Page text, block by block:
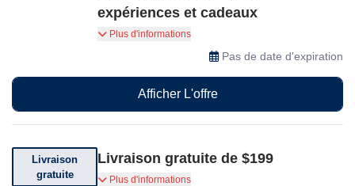
expériences et cadeaux
Offres spéciales : offrez-vous le cadeau idéal !
Choisissez parmi des chèques-cadeaux de
100 $, 250$ ou 400$. Profitez d'économies
comme 25$ de réduction sur le bon de 250$.
Utilisable sur plus de 1 100 expériences et
cadeaux.
Plus d'informations
Pas de date d'expiration
Afficher L'offre
Livraison
gratuite
Livraison gratuite de $199
Livraison express gratuite pour les commandes
Plus d'informations